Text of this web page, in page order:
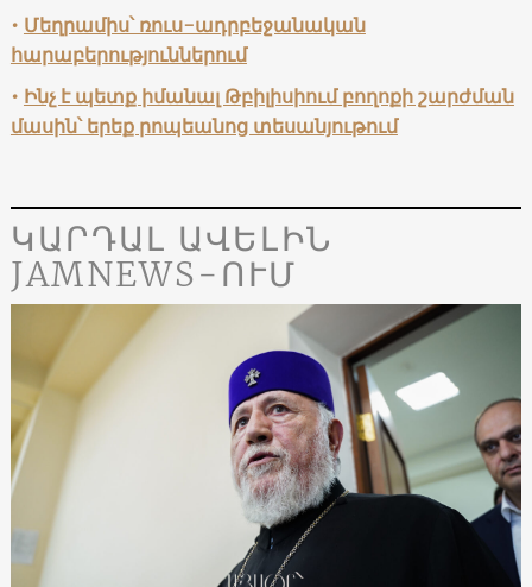
• Մեղրամիս՝ ռուս-ադրբեջանական
հարաբերություններում
• Ինչ է պետք իմանալ Թբիլիսիում բողոքի շարժման
մասին՝ երեք րոպեանոց տեսանյութում
ԿԱՐԴԱԼ ԱՎԵԼԻՆ
JAMNEWS-ՈՒՄ